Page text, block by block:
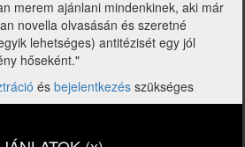
merem ajánlani mindenkinek, aki már
novella olvasásán és szeretné
lehetséges) antitézisét egy jól
hőseként."
és bejelentkezés szükséges